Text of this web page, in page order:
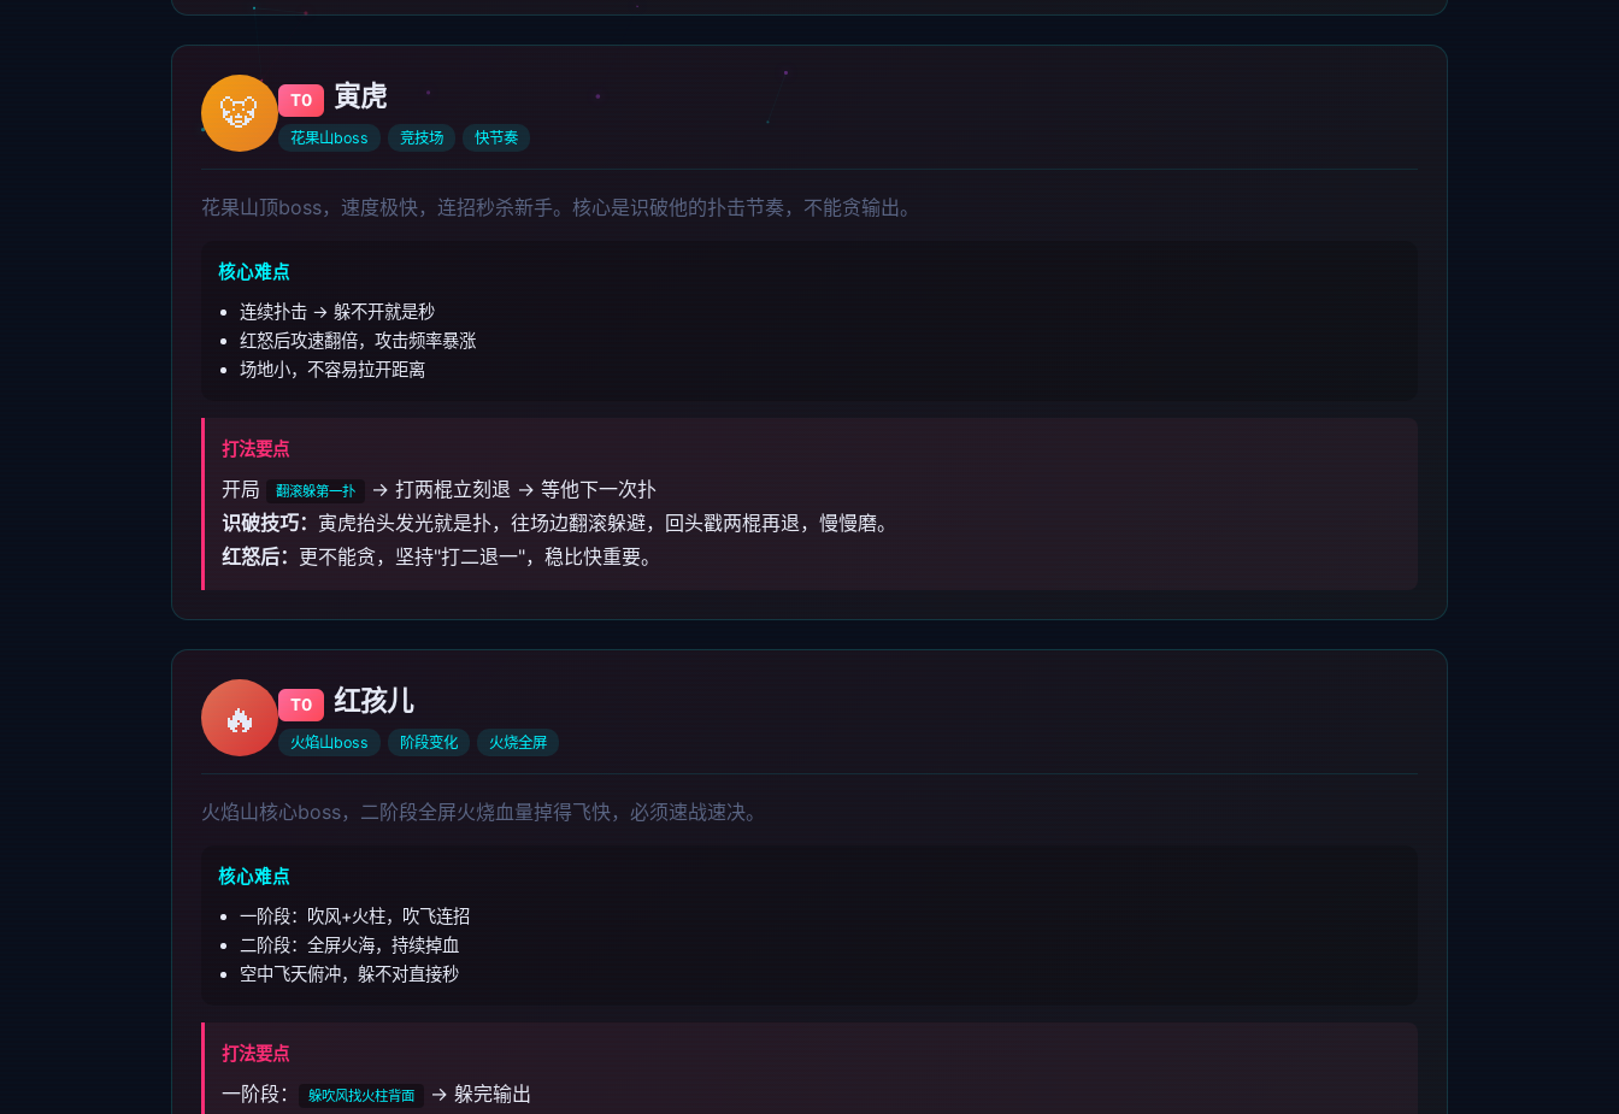
🐯 T0 寅虎
花果山boss 竞技场 快节奏
花果山顶boss，速度极快，连招秒杀新手。核心是识破他的扑击节奏，不能贪输出。
核心难点
连续扑击 → 躲不开就是秒
红怒后攻速翻倍，攻击频率暴涨
场地小，不容易拉开距离
打法要点
开局 翻滚躲第一扑
→ 打两棍立刻退 → 等他下一次扑
识破技巧： 寅虎抬头发光就是扑，往场边翻滚躲避，回头戳两棍再退，慢慢磨。
红怒后： 更不能贪，坚持"打二退一"，稳比快重要。
🔥 T0 红孩儿
火焰山boss 阶段变化 火烧全屏
火焰山核心boss，二阶段全屏火烧血量掉得飞快，必须速战速决。
核心难点
一阶段：吹风+火柱，吹飞连招
二阶段：全屏火海，持续掉血
空中飞天俯冲，躲不对直接秒
打法要点
一阶段： 躲吹风找火柱背面
→ 躲完输出